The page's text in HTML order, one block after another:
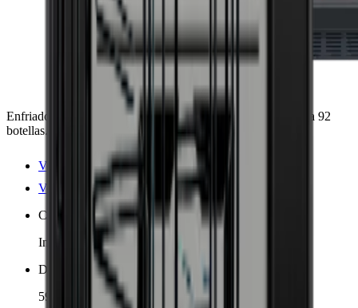
Enfriador de vino Pevino multizona con capacidad para hasta 92
botellas.
Ver detalles del producto
Ver especificaciones
Colocación
Independiente, Incorporado
Dimensiones (AnxAlxP cm)
59.5 x 177 x 57 cm